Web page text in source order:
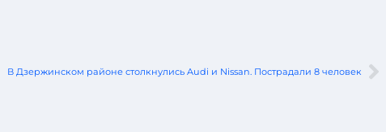
В Дзержинском районе столкнулись Audi и Nissan. Пострадали 8 человек